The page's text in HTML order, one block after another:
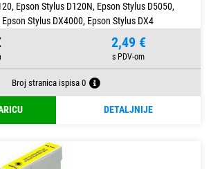
Epson Stylus D120N, Epson Stylus D5050,
Stylus DX4000, Epson Stylus DX4
2,49 €
Broj stranica ispisa 0
DETALJNIJE